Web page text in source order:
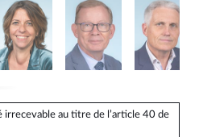
irrecevable au titre de l’article 40 de